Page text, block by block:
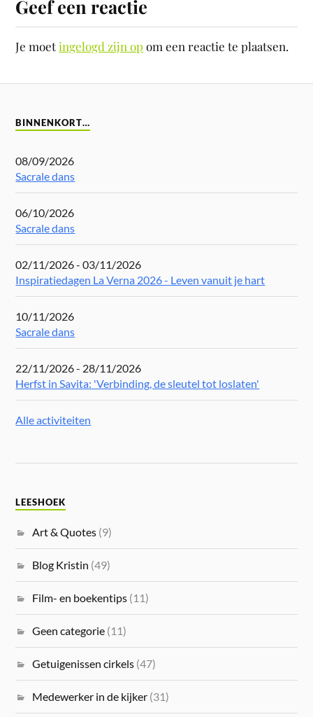
Geef een reactie
Je moetingelogd zijn op om een reactie te plaatsen.
BINNENKORT…
08/09/2026
Sacrale dans
06/10/2026
Sacrale dans
02/11/2026 - 03/11/2026
Inspiratiedagen La Verna 2026 - Leven vanuit je hart
10/11/2026
Sacrale dans
22/11/2026 - 28/11/2026
Herfst in Savita: 'Verbinding, de sleutel tot loslaten'
Alle activiteiten
LEESHOEK
Art & Quotes (9)
Blog Kristin (49)
Film- en boekentips (11)
Geen categorie (11)
Getuigenissen cirkels (47)
Medewerker in de kijker (31)